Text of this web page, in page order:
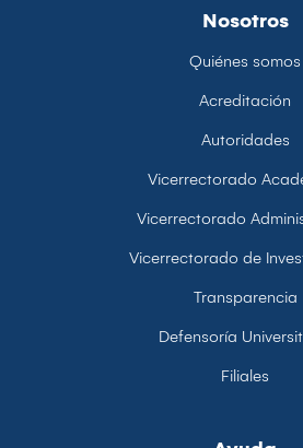
Nosotros
Quiénes somos
Acreditación
Autoridades
Vicerrectorado
Vicerrectorado
Vicerrectorado de
Transparencia
Defensoría
Filiales